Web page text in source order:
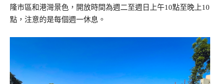
隆市區和港灣景色，開放時間為週二至週日上午10點至晚上10
點，注意的是每個週一休息。